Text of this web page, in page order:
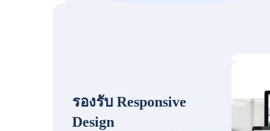
รองรับ Responsive
Design